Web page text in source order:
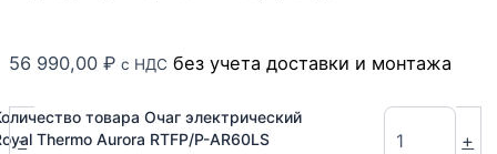
56 990,00 ₽ с НДС без учета доставки и монтажа
-
товара Очаг электрический
Thermo Aurora RTFP/P-AR60LS
+